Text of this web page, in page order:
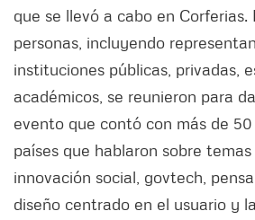
que se llevó a cabo en Corferias.
personas, incluyendo
instituciones públicas, privadas,
académicos, se reunieron para
evento que contó con más de
países que hablaron sobre
innovación social, govtech,
diseño centrado en el usuario y